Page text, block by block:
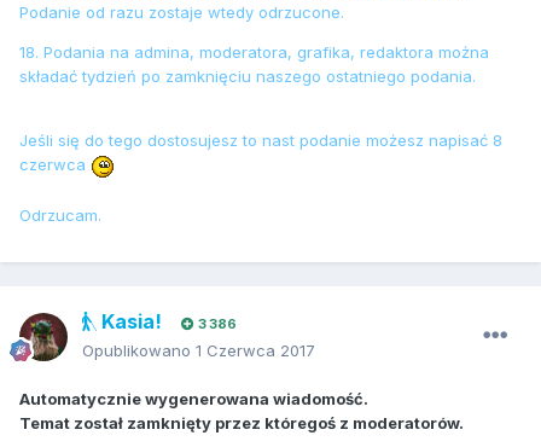
Podanie od razu zostaje wtedy odrzucone.
18. Podania na admina, moderatora, grafika, redaktora można
składać tydzień po zamknięciu naszego ostatniego podania.
Jeśli się do tego dostosujesz to nast podanie możesz napisać 8
czerwca
Odrzucam.
Kasia! 3 386
Opublikowano 1 Czerwca 2017
Automatycznie wygenerowana wiadomość.
Temat został zamknięty przez któregoś z moderatorów.